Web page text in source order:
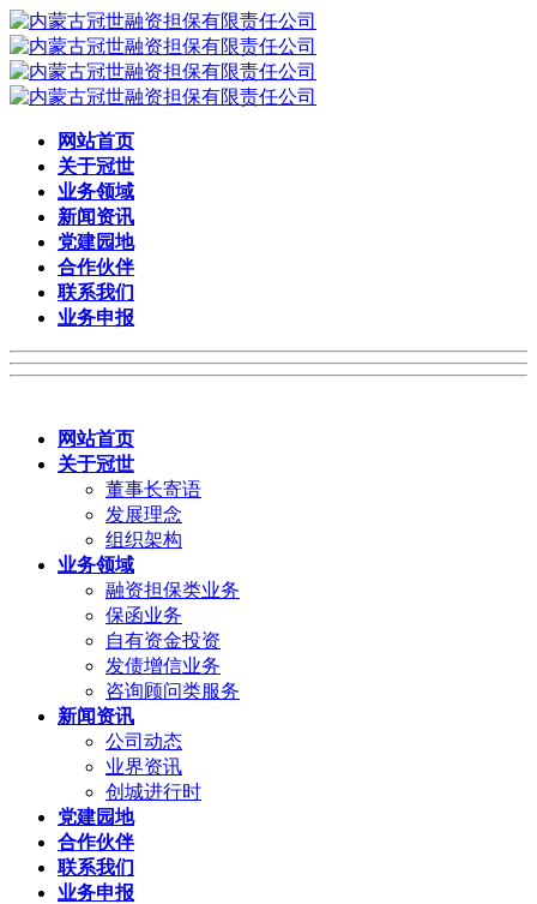
网站首页
关于冠世
业务领域
新闻资讯
党建园地
合作伙伴
联系我们
业务申报
网站首页
关于冠世
董事长寄语
发展理念
组织架构
业务领域
融资担保类业务
保函业务
自有资金投资
发债增信业务
咨询顾问类服务
新闻资讯
公司动态
业界资讯
创城进行时
党建园地
合作伙伴
联系我们
业务申报